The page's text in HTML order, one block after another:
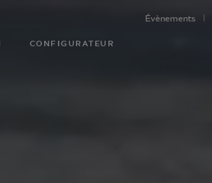
CONFIGURATEUR
Évènements